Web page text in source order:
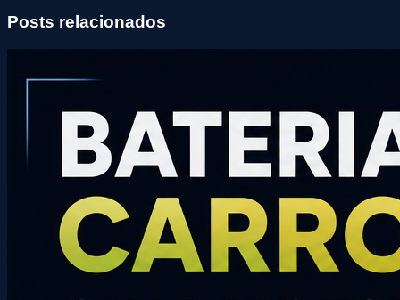
Posts relacionados